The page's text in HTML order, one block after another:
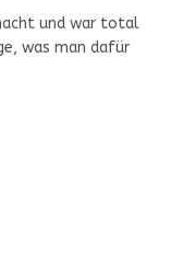
und war total
was man dafür